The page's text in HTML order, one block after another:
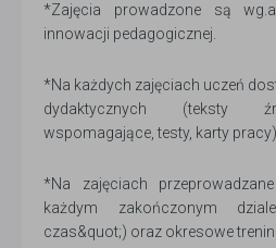
*Zajęcia prowadzone są
innowacji pedagogicznej.
*Na każdych zajęciach uczeń
dydaktycznych (teksty
wspomagające, testy, karty
*Na zajęciach
każdym zakończonym
czas&quot;) oraz okresowe